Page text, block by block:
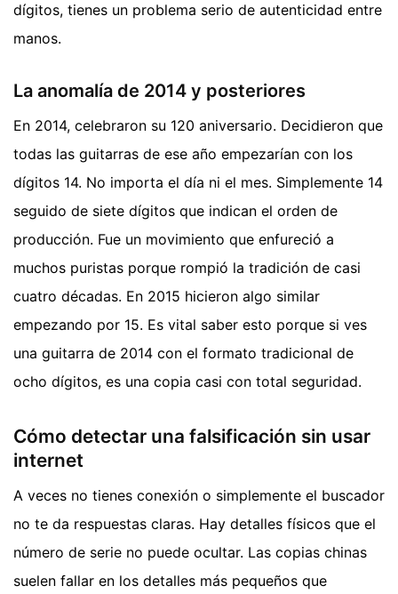
dígitos, tienes un problema serio de autenticidad entre
manos.
La anomalía de 2014 y posteriores
En 2014, celebraron su 120 aniversario. Decidieron que
todas las guitarras de ese año empezarían con los
dígitos 14. No importa el día ni el mes. Simplemente 14
seguido de siete dígitos que indican el orden de
producción. Fue un movimiento que enfureció a
muchos puristas porque rompió la tradición de casi
cuatro décadas. En 2015 hicieron algo similar
empezando por 15. Es vital saber esto porque si ves
una guitarra de 2014 con el formato tradicional de
ocho dígitos, es una copia casi con total seguridad.
Cómo detectar una falsificación sin usar
internet
A veces no tienes conexión o simplemente el buscador
no te da respuestas claras. Hay detalles físicos que el
número de serie no puede ocultar. Las copias chinas
suelen fallar en los detalles más pequeños que